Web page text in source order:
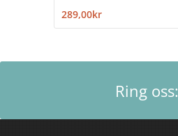
289,00kr
Ring oss: